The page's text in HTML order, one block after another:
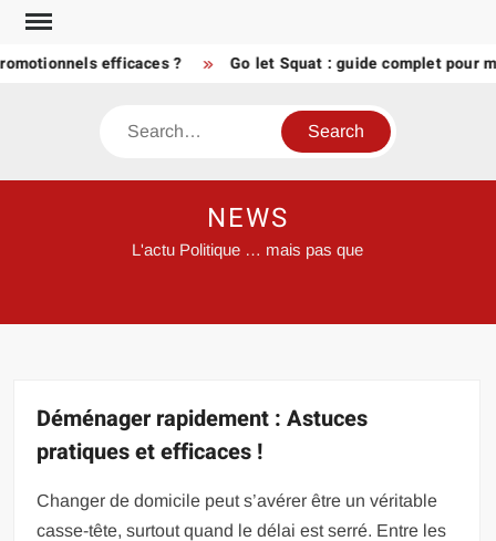
Skip
content
efficaces ? Go let Squat : guide complet pour
Search
NEWS
L'actu Politique … mais pas que
Déménager rapidement : Astuces
pratiques et efficaces !
Changer de domicile peut s’avérer être un véritable
casse-tête, surtout quand le délai est serré. Entre les